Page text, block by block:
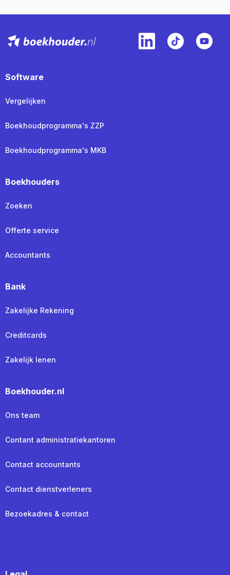
Software
Vergelijken
Boekhoudprogramma's ZZP
Boekhoudprogramma's MKB
Boekhouders
Zoeken
Offerte service
Accountants
Bank
Zakelijke Rekening
Creditcards
Zakelijk lenen
Boekhouder.nl
Ons team
Contant administratiekantoren
Contact accountants
Contact dienstverleners
Bezoekadres & contact